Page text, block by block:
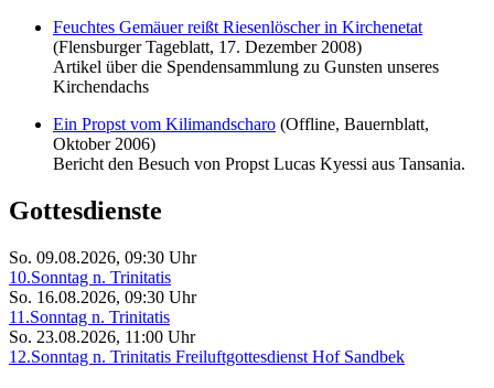
Feuchtes Gemäuer reißt Riesenlöscher in Kirchenetat
(Flensburger Tageblatt, 17. Dezember 2008)
Artikel über die Spendensammlung zu Gunsten unseres
Kirchendachs
Ein Propst vom Kilimandscharo (Offline, Bauernblatt,
Oktober 2006)
Bericht den Besuch von Propst Lucas Kyessi aus Tansania.
Gottesdienste
So. 09.08.2026, 09:30 Uhr
10.Sonntag n. Trinitatis
So. 16.08.2026, 09:30 Uhr
11.Sonntag n. Trinitatis
So. 23.08.2026, 11:00 Uhr
12.Sonntag n. Trinitatis Freiluftgottesdienst Hof Sandbek